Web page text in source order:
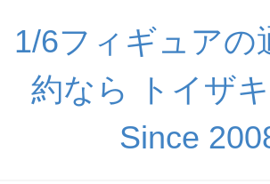
1/6フィギュアの
約なら トイザ
Since